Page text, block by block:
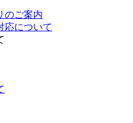
のご案内
応について